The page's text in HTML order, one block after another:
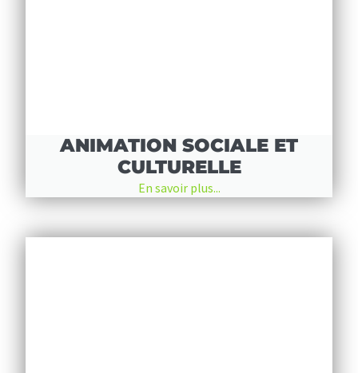
ANIMATION SOCIALE ET
CULTURELLE
En savoir plus...